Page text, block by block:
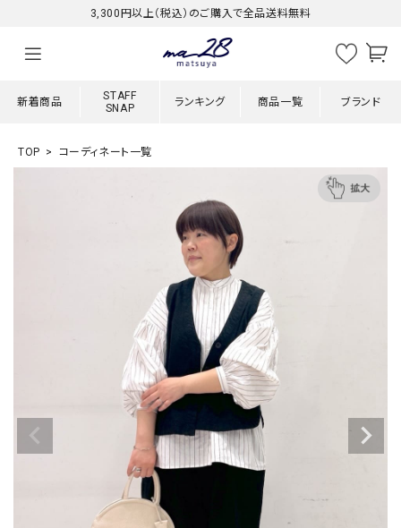
3,300円以上（税込）のご購入で全品送料無料
新着商品
STAFF
SNAP
ランキング 商品一覧 ブランド
TOP コーディネート一覧